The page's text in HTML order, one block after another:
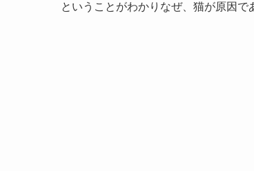
ということがわかりなぜ、猫が原因で